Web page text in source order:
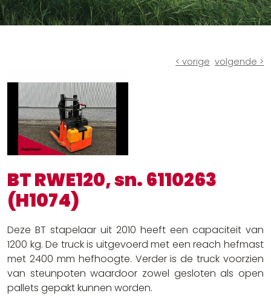
Ruw terrein heftrucks
Batterijen en laders
< vorige volgende >
BT RWE120, sn. 6110263
(H1074)
Deze BT stapelaar uit 2010 heeft een capaciteit van
1200 kg. De truck is uitgevoerd met een reach hefmast
met 2400 mm hefhoogte. Verder is de truck voorzien
van steunpoten waardoor zowel gesloten als open
pallets gepakt kunnen worden.